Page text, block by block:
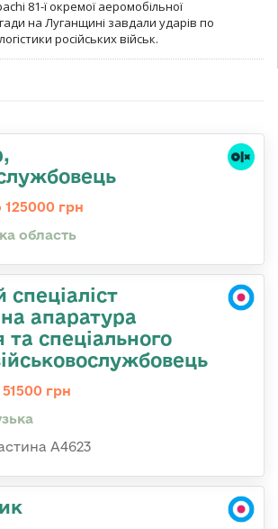
81-ї окремої аеромобільної
на Луганщині завдали ударів по
російських військ.
125000 грн
область
апаратура
та спеціального
грн
А4623